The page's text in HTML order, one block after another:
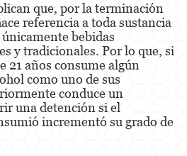
o Alteración de una
Médica
de Fondos
de Documentos Falsos
que, por la terminación
referencia a toda sustancia
bebidas
y tradicionales. Por lo que, si
21 años consume algún
como uno de sus
conduce un
una detención si el
incrementó su grado de